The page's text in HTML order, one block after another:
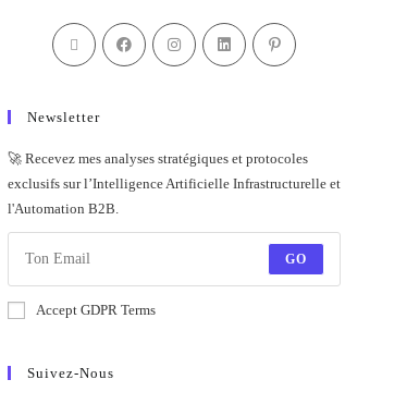
Newsletter
🚀 Recevez mes analyses stratégiques et protocoles
exclusifs sur l’Intelligence Artificielle Infrastructurelle et
l'Automation B2B.
GO
Accept GDPR Terms
Suivez-Nous